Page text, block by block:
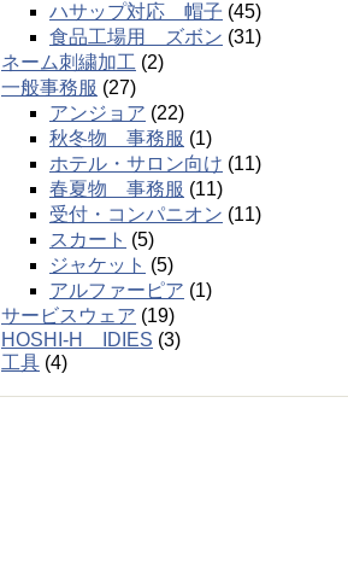
ハサップ対応 帽子 (45)
食品工場用 ズボン (31)
ネーム刺繍加工 (2)
一般事務服 (27)
アンジョア (22)
秋冬物 事務服 (1)
ホテル・サロン向け (11)
春夏物 事務服 (11)
受付・コンパニオン (11)
スカート (5)
ジャケット (5)
アルファーピア (1)
サービスウェア (19)
HOSHI-H IDIES (3)
工具 (4)